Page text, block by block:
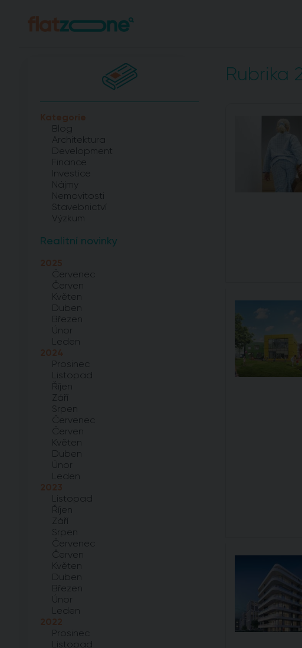
Kategorie
Blog
Architektura
Development
Finance
Investice
Nájmy
Nemovitosti
Stavebnictví
Výzkum
Realitní novinky
2025
Červenec
Červen
Květen
Duben
Březen
Únor
Leden
2024
Prosinec
Listopad
Říjen
Září
Srpen
Červenec
Červen
Květen
Duben
Únor
Leden
2023
Listopad
Říjen
Září
Srpen
Červenec
Červen
Květen
Duben
Březen
Únor
Leden
2022
Prosinec
Listopad
Rubrika